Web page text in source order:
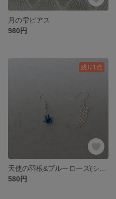
月の雫ピアス
980円
残り1点
580円